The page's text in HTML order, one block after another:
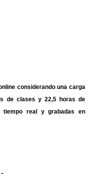
considerando una carga
de clases y 22,5 horas de
tiempo real y grabadas en